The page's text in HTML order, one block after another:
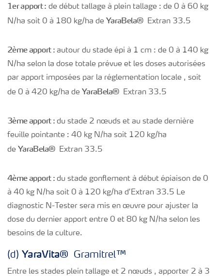
1er apport : de début tallage à plein tallage : de 0 à 60 kg
N/ha soit 0 à 180 kg/ha de YaraBela® Extran 33.5
2ème apport :autour du stade épi à 1 cm : de 0 à 140 kg
N/ha selon la dose totale prévue et les doses autorisées
par apport imposées par la réglementation locale , soit
de 0 à 420 kg/ha de YaraBela® Extran 33.5
3ème apport :du stade 2 nœuds et au stade dernière
feuille pointante : 40 kg N/ha soit 120 kg/ha
de YaraBela® Extran 33.5
4ème apport :du stade gonflement à début épiaison de 0
à 40 kg N/ha soit 0 à 120 kg/ha d’Extran 33.5 Le
diagnostic N-Tester sera mis en œuvre pour ajuster la
dose du dernier apport entre 0 et 80 kg N/ha selon les
besoins de la culture.
(d) YaraVita® Gramitrel™
Entre les stades plein tallage et 2 nœuds , apporter 2 à 3